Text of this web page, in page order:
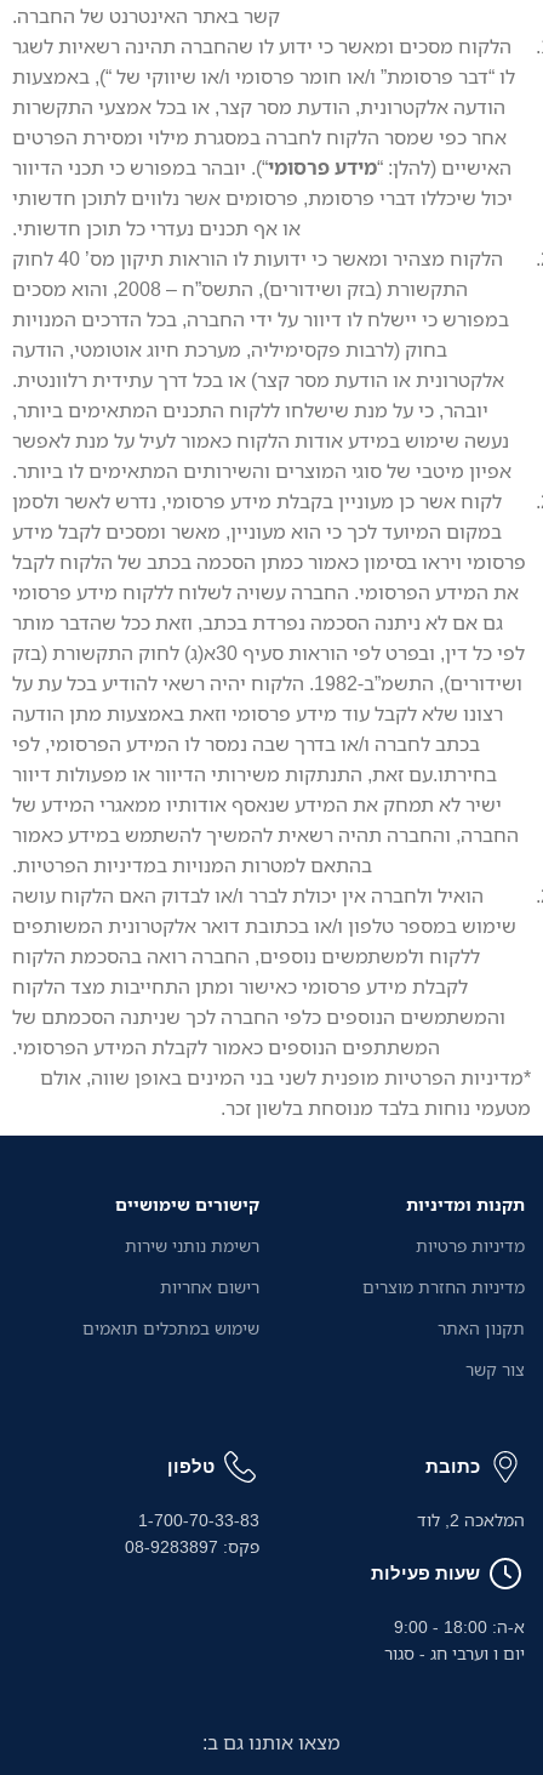
קשר באתר האינטרנט של החברה.
הלקוח מסכים ומאשר כי ידוע לו שהחברה תהינה רשאיות לשגר
לו “דבר פרסומת” ו/או חומר פרסומי ו/או שיווקי של “), באמצעות
הודעה אלקטרונית, הודעת מסר קצר, או בכל אמצעי התקשרות
אחר כפי שמסר הלקוח לחברה במסגרת מילוי ומסירת הפרטים
האישיים (להלן: “מידע פרסומי“). יובהר במפורש כי תכני הדיוור
יכול שיכללו דברי פרסומת, פרסומים אשר נלווים לתוכן חדשותי
או אף תכנים נעדרי כל תוכן חדשותי.
הלקוח מצהיר ומאשר כי ידועות לו הוראות תיקון מס’ 40 לחוק
התקשורת (בזק ושידורים), התשס”ח – 2008, והוא מסכים
במפורש כי יישלח לו דיוור על ידי החברה, בכל הדרכים המנויות
בחוק (לרבות פקסימיליה, מערכת חיוג אוטומטי, הודעה
אלקטרונית או הודעת מסר קצר) או בכל דרך עתידית רלוונטית.
יובהר, כי על מנת שישלחו ללקוח התכנים המתאימים ביותר,
נעשה שימוש במידע אודות הלקוח כאמור לעיל על מנת לאפשר
אפיון מיטבי של סוגי המוצרים והשירותים המתאימים לו ביותר.
לקוח אשר כן מעוניין בקבלת מידע פרסומי, נדרש לאשר ולסמן
במקום המיועד לכך כי הוא מעוניין, מאשר ומסכים לקבל מידע
פרסומי ויראו בסימון כאמור כמתן הסכמה בכתב של הלקוח לקבל
את המידע הפרסומי. החברה עשויה לשלוח ללקוח מידע פרסומי
גם אם לא ניתנה הסכמה נפרדת בכתב, וזאת ככל שהדבר מותר
לפי כל דין, ובפרט לפי הוראות סעיף 30א(ג) לחוק התקשורת (בזק
ושידורים), התשמ”ב-1982. הלקוח יהיה רשאי להודיע בכל עת על
רצונו שלא לקבל עוד מידע פרסומי וזאת באמצעות מתן הודעה
בכתב לחברה ו/או בדרך שבה נמסר לו המידע הפרסומי, לפי
בחירתו.עם זאת, התנתקות משירותי הדיוור או מפעולות דיוור
ישיר לא תמחק את המידע שנאסף אודותיו ממאגרי המידע של
החברה, והחברה תהיה רשאית להמשיך להשתמש במידע כאמור
בהתאם למטרות המנויות במדיניות הפרטיות.
הואיל ולחברה אין יכולת לברר ו/או לבדוק האם הלקוח עושה
שימוש במספר טלפון ו/או בכתובת דואר אלקטרונית המשותפים
ללקוח ולמשתמשים נוספים, החברה רואה בהסכמת הלקוח
לקבלת מידע פרסומי כאישור ומתן התחייבות מצד הלקוח
והמשתמשים הנוספים כלפי החברה לכך שניתנה הסכמתם של
המשתתפים הנוספים כאמור לקבלת המידע הפרסומי.
*מדיניות הפרטיות מופנית לשני בני המינים באופן שווה, אולם
מטעמי נוחות בלבד מנוסחת בלשון זכר.
תקנות ומדיניות
מדיניות פרטיות
מדיניות החזרת מוצרים
תקנון האתר
צור קשר
קישורים שימושיים
רשימת נותני שירות
רישום אחריות
שימוש במתכלים תואמים
כתובת
המלאכה 2, לוד
שעות פעילות
א-ה: 18:00 - 9:00
יום ו וערבי חג - סגור
טלפון
1-700-70-33-83
פקס: 08-9283897
מצאו אותנו גם ב: